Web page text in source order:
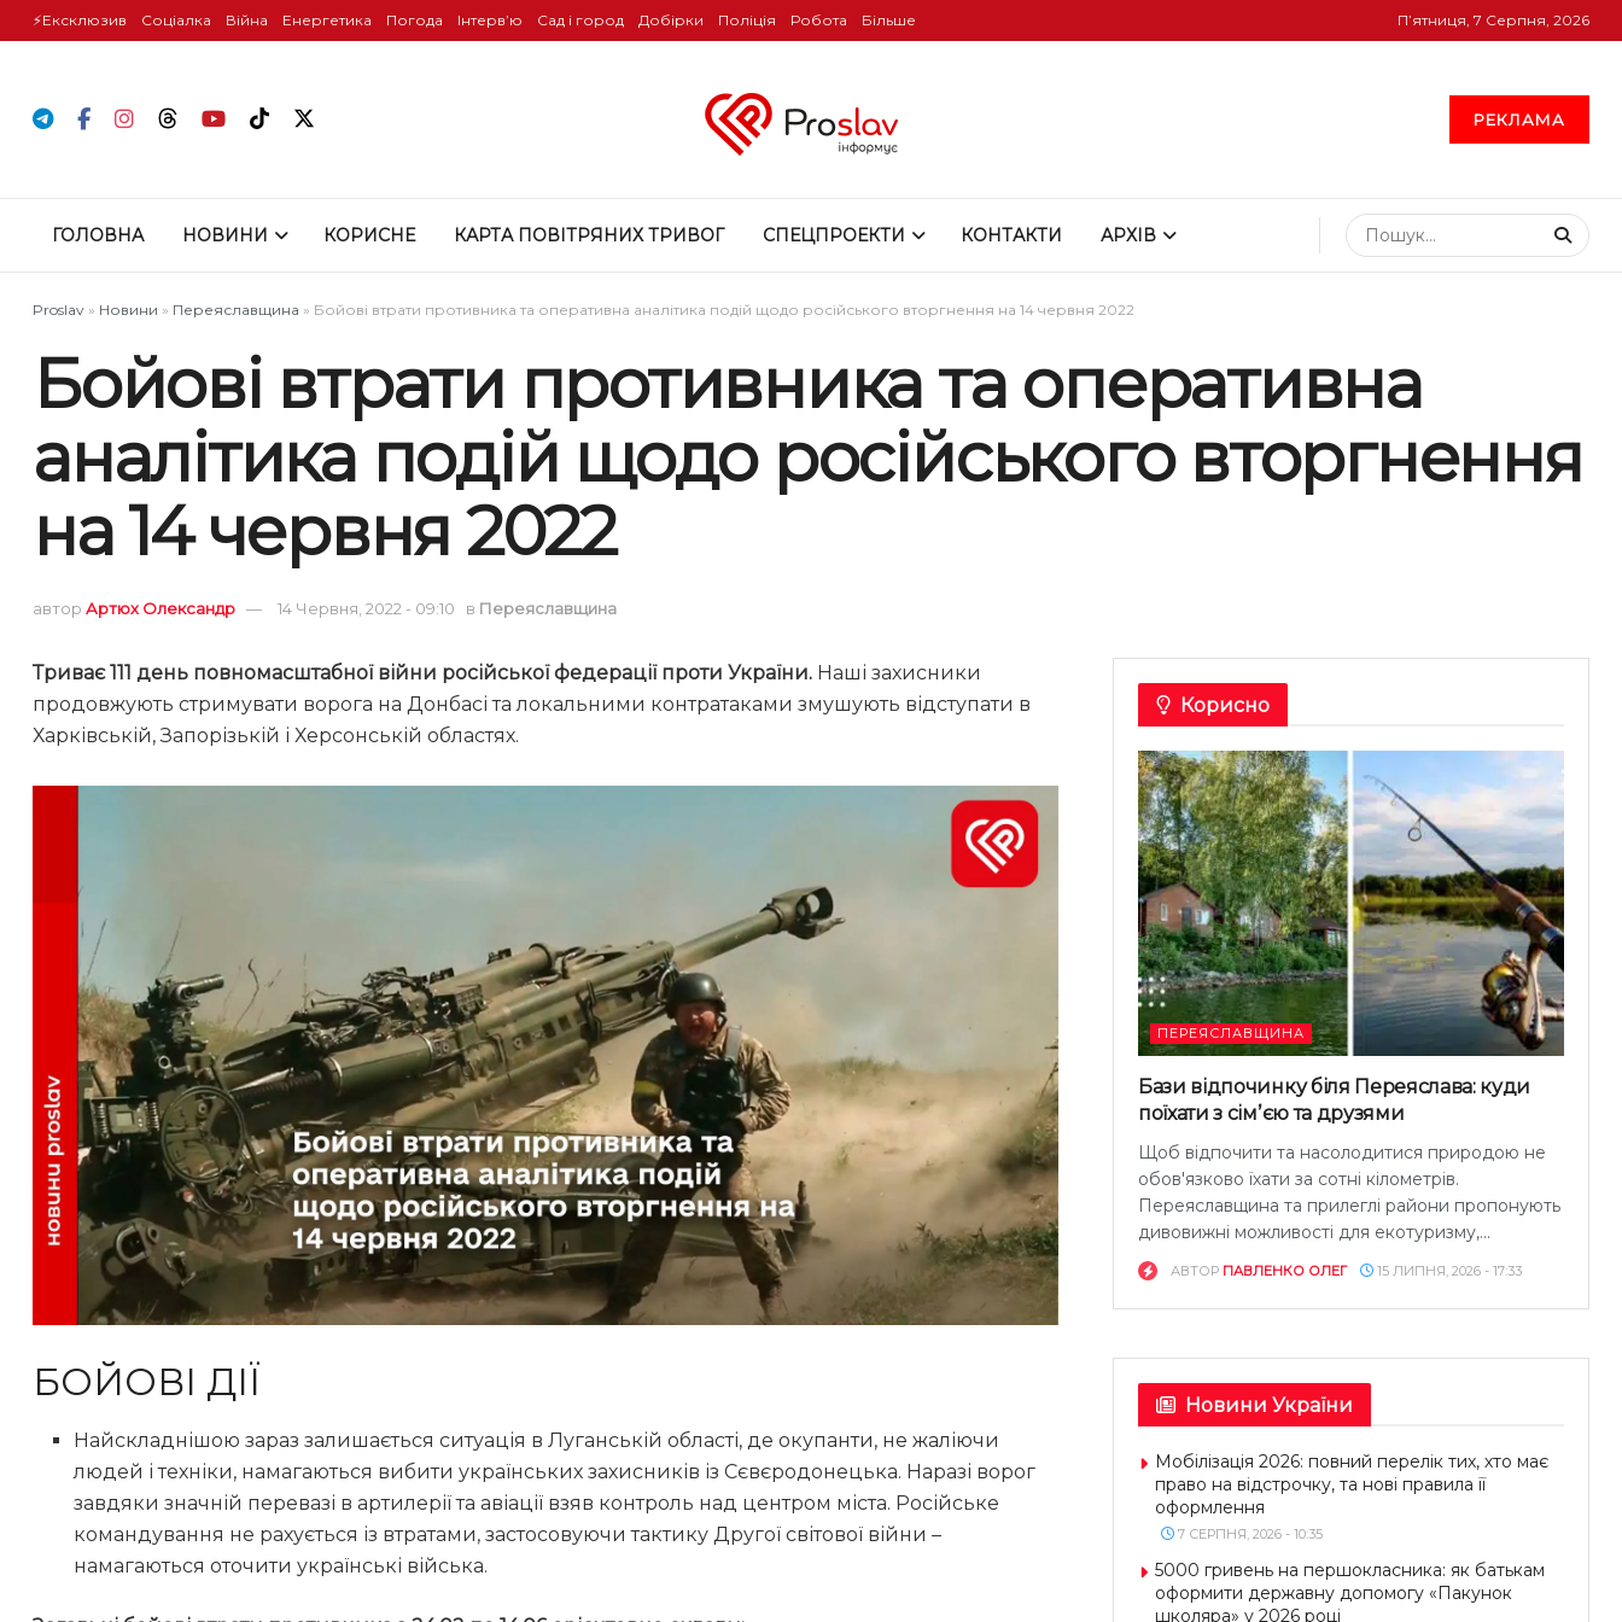
⚡️Ексклюзив Соціалка Війна Енергетика Погода Інтервʼю Сад і город Добірки Поліція Робота Більше П’ятниця, 7 Серпня, 2026
РЕКЛАМА
ГОЛОВНА НОВИНИ КОРИСНЕ КАРТА ПОВІТРЯНИХ ТРИВОГ СПЕЦПРОЕКТИ КОНТАКТИ АРХІВ
Proslav » Новини » Переяславщина » Бойові втрати противника та оперативна аналітика подій щодо російського вторгнення на 14 червня 2022
Бойові втрати противника та оперативна
аналітика подій щодо російського вторгнення
на 14 червня 2022
автор Артюх Олександр 14 Червня, 2022 - 09:10 в Переяславщина
Триває 111 день повномасштабної війни російської федерації проти України. Наші захисники
продовжують стримувати ворога на Донбасі та локальними контратаками змушують відступати в
Харківській, Запорізькій і Херсонській областях.
БОЙОВІ ДІЇ
Найскладнішою зараз залишається ситуація в Луганській області, де окупанти, не жаліючи
людей і техніки, намагаються вибити українських захисників із Сєвєродонецька. Наразі ворог
завдяки значній перевазі в артилерії та авіації взяв контроль над центром міста. Російське
командування не рахується із втратами, застосовуючи тактику Другої світової війни –
намагаються оточити українські війська.
Корисно
ПЕРЕЯСЛАВЩИНА
Бази відпочинку біля Переяслава: куди
поїхати з сімʼєю та друзями
Щоб відпочити та насолодитися природою не
обов'язково їхати за сотні кілометрів.
Переяславщина та прилеглі райони пропонують
дивовижні можливості для екотуризму,...
АВТОР ПАВЛЕНКО ОЛЕГ 15 ЛИПНЯ, 2026 - 17:33
Новини України
Мобілізація 2026: повний перелік тих, хто має
право на відстрочку, та нові правила її
оформлення
7 СЕРПНЯ, 2026 - 10:35
5000 гривень на першокласника: як батькам
оформити державну допомогу «Пакунок
школяра» у 2026 році